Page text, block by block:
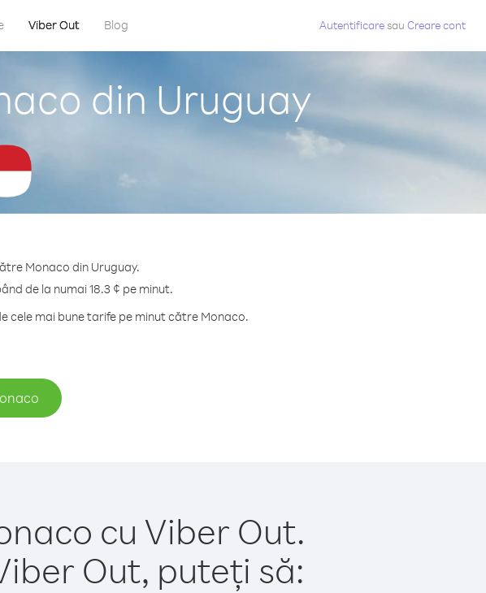
Viber Out Blog Autentificaresau Creare cont
din Uruguay
Monaco din Uruguay.
de la numai 18.3 ¢ pe minut.
cele mai bune tarife pe minut către Monaco.
cu Viber Out.
Out, puteți să: